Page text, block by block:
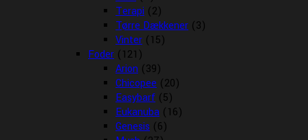
Terapi (2)
Tørre Dækkener (3)
Vinter (15)
Foder (121)
Arion (39)
Chicopee (20)
Easybarf (5)
Eukanuba (16)
Genesis (6)